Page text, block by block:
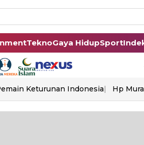
TeknoGaya HidupSport
Keturunan Indonesia Hp